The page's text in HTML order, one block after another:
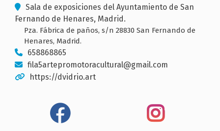
Sala de exposiciones del Ayuntamiento de San
Fernando de Henares, Madrid.
Pza. Fábrica de paños, s/n 28830 San Fernando de
Henares, Madrid.
658868865
fila5artepromotoracultural@gmail.com
https://dvidrio.art